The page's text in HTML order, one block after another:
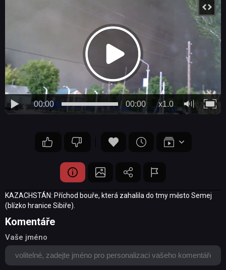
00:00 x1.0
00:00
KAZACHSTÁN: Příchod bouře, která zahalila do tmy město Semej
(blízko hranice Sibiře).
Komentáře
Vaše jméno